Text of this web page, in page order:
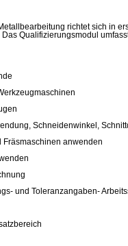
richtet sich in
Qualifizierungsmodul
Schneidenwinkel,
Fräsmaschinen anwenden
und Toleranzangaben-